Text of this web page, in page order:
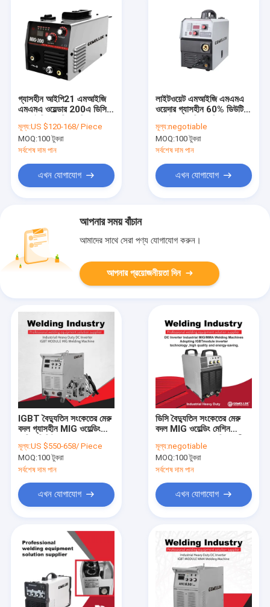
গ্যাসহীন আইপি21 এমআইজি
এমএমএ ওয়েল্ডার 200এ ডিসি
ইনসুলেশন ক্লাস
মূল্য:US $120-168/ Piece
MOQ:100 টুকরা
সর্বশেষ দাম পান
এখন যোগাযোগ
লাইটওয়েট এমআইজি এমএমএ
ওয়েদার গ্যাসহীন 60% ডিউটি ​​
মূল্য:negotiable
MOQ:100 টুকরা
সর্বশেষ দাম পান
এখন যোগাযোগ
আপনার সময় বাঁচান
আমাদের সাথে সেরা পণ্য যোগাযোগ করুন।
আপনার প্রয়োজনীয়তা দিন
IGBT বৈদ্যুতিন সংকেতের মেরু
বদল গ্যাসহীন MIG ওয়েল্ডিং
স্টিক ওয়েল্ডার
মূল্য:US $550-658/ Piece
MOQ:100 টুকরা
সর্বশেষ দাম পান
এখন যোগাযোগ
ডিসি বৈদ্যুতিন সংকেতের মেরু
বদল MIG ওয়েল্ডিং মেশিন
শুল্ক উচ্চ মানের এবং শক্তি-
সঞ্চয়
মূল্য:negotiable
MOQ:100 টুকরা
সর্বশেষ দাম পান
এখন যোগাযোগ